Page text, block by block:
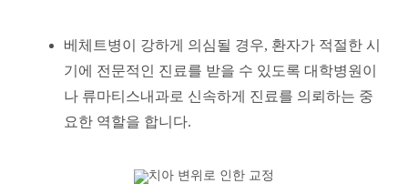
베체트병이 강하게 의심될 경우, 환자가 적절한 시
기에 전문적인 진료를 받을 수 있도록 대학병원이
나 류마티스내과로 신속하게 진료를 의뢰하는 중
요한 역할을 합니다.